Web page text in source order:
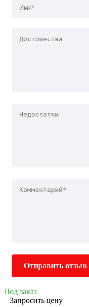
Отправить отзыв
Под заказ
Запросить цену